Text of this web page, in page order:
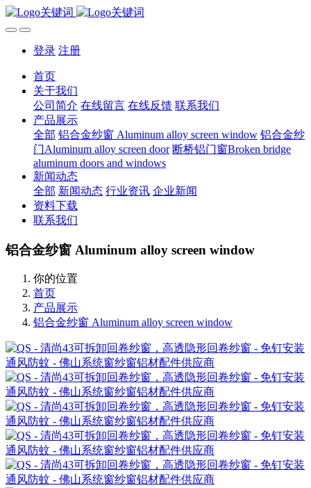
登录 注册
首页
关于我们
公司简介 在线留言 在线反馈 联系我们
产品展示
全部 铝合金纱窗 Aluminum alloy screen window 铝合金纱
门Aluminum alloy screen door 断桥铝门窗Broken bridge
aluminum doors and windows
新闻动态
全部 新闻动态 行业资讯 企业新闻
资料下载
联系我们
铝合金纱窗 Aluminum alloy screen window
你的位置
首页
产品展示
铝合金纱窗 Aluminum alloy screen window